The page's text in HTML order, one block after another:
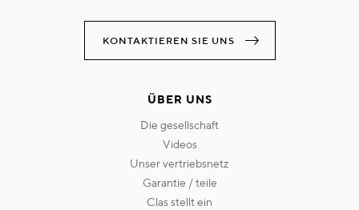
KONTAKTIEREN SIE UNS
ÜBER UNS
die gesellschaft
videos
unser vertriebsnetz
garantie / teile
clas stellt ein